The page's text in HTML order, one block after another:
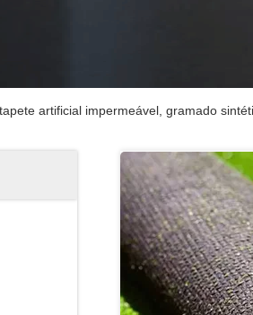
artificial impermeável, gramado